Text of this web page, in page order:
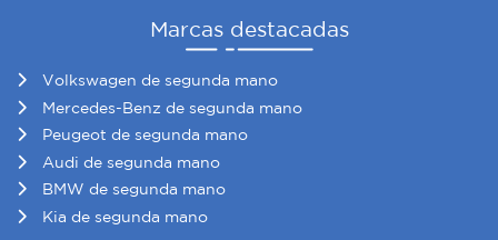
Marcas destacadas
Volkswagen de segunda mano
Mercedes-Benz de segunda mano
Peugeot de segunda mano
Audi de segunda mano
BMW de segunda mano
Kia de segunda mano